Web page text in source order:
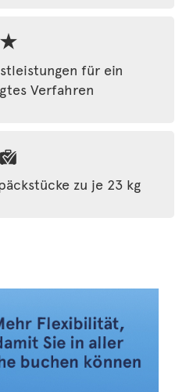
für ein
Verfahren
zu je 23 kg